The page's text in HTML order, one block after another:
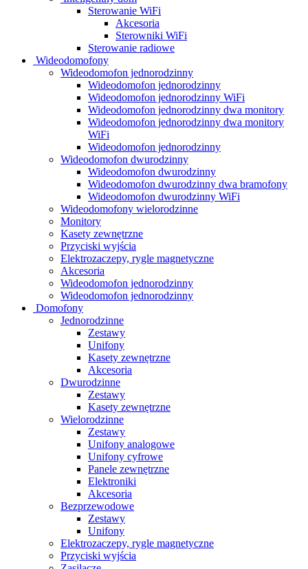
Sterowanie WiFi
Akcesoria
Sterowniki WiFi
Sterowanie radiowe
Wideodomofony
Wideodomofon jednorodzinny
Wideodomofon jednorodzinny
Wideodomofon jednorodzinny WiFi
Wideodomofon jednorodzinny dwa monitory
Wideodomofon jednorodzinny dwa monitory
WiFi
Wideodomofon jednorodzinny
Wideodomofon dwurodzinny
Wideodomofon dwurodzinny
Wideodomofon dwurodzinny dwa bramofony
Wideodomofon dwurodzinny WiFi
Wideodomofony wielorodzinne
Monitory
Kasety zewnętrzne
Przyciski wyjścia
Elektrozaczepy, rygle magnetyczne
Akcesoria
Wideodomofon jednorodzinny
Wideodomofon jednorodzinny
Domofony
Jednorodzinne
Zestawy
Unifony
Kasety zewnętrzne
Akcesoria
Dwurodzinne
Zestawy
Kasety zewnętrzne
Wielorodzinne
Zestawy
Unifony analogowe
Unifony cyfrowe
Panele zewnętrzne
Elektroniki
Akcesoria
Bezprzewodowe
Zestawy
Unifony
Elektrozaczepy, rygle magnetyczne
Przyciski wyjścia